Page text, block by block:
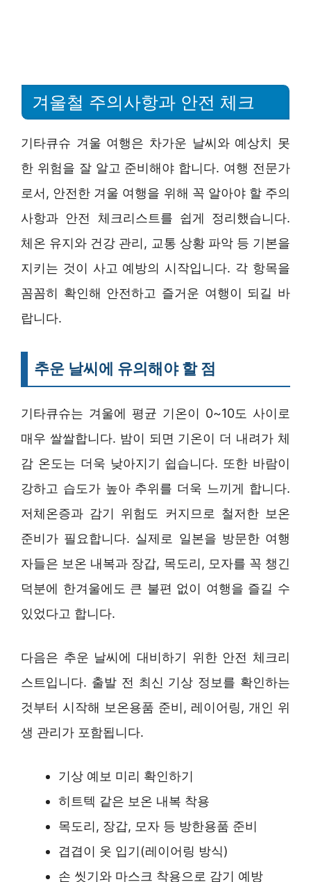
겨울철 주의사항과 안전 체크
기타큐슈 겨울 여행은 차가운 날씨와 예상치 못
한 위험을 잘 알고 준비해야 합니다. 여행 전문가
로서, 안전한 겨울 여행을 위해 꼭 알아야 할 주의
사항과 안전 체크리스트를 쉽게 정리했습니다.
체온 유지와 건강 관리, 교통 상황 파악 등 기본을
지키는 것이 사고 예방의 시작입니다. 각 항목을
꼼꼼히 확인해 안전하고 즐거운 여행이 되길 바
랍니다.
추운 날씨에 유의해야 할 점
기타큐슈는 겨울에 평균 기온이 0~10도 사이로
매우 쌀쌀합니다. 밤이 되면 기온이 더 내려가 체
감 온도는 더욱 낮아지기 쉽습니다. 또한 바람이
강하고 습도가 높아 추위를 더욱 느끼게 합니다.
저체온증과 감기 위험도 커지므로 철저한 보온
준비가 필요합니다. 실제로 일본을 방문한 여행
자들은 보온 내복과 장갑, 목도리, 모자를 꼭 챙긴
덕분에 한겨울에도 큰 불편 없이 여행을 즐길 수
있었다고 합니다.
다음은 추운 날씨에 대비하기 위한 안전 체크리
스트입니다. 출발 전 최신 기상 정보를 확인하는
것부터 시작해 보온용품 준비, 레이어링, 개인 위
생 관리가 포함됩니다.
기상 예보 미리 확인하기
히트텍 같은 보온 내복 착용
목도리, 장갑, 모자 등 방한용품 준비
겹겹이 옷 입기(레이어링 방식)
손 씻기와 마스크 착용으로 감기 예방